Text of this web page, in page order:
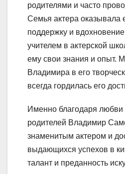
родителями и часто
Семья актера оказывала
поддержку и
учителем в актерской
ему свои знания и опыт.
Владимира в его
всегда гордилась его
Именно благодаря любви
родителей Владимир
знаменитым актером и
выдающихся успехов в
талант и преданность